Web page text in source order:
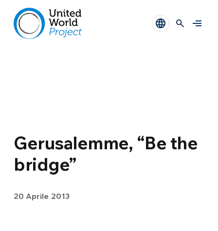
Gerusalemme, “Be the
bridge”
20 Aprile 2013